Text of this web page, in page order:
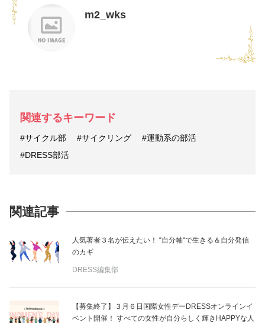
m2_wks
関連するキーワード
#サイクル部 #サイクリング
#運動系の部活
#DRESS部活
関連記事
人気著者３名が伝えたい！ “自分軸“で生きる＆自分発信
のカギ
DRESS編集部
【募集終了】３月６日国際女性デーDRESSオンラインイ
ベント開催！ すべての女性が自分らしく輝きHAPPYな人